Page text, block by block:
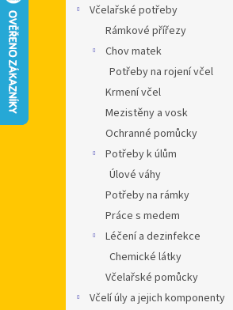
Včelařské potřeby
Rámkové přířezy
Chov matek
Potřeby na rojení včel
Krmení včel
Mezistěny a vosk
Ochranné pomůcky
Potřeby k úlům
Úlové váhy
Potřeby na rámky
Práce s medem
Léčení a dezinfekce
Chemické látky
Včelařské pomůcky
Včelí úly a jejich komponenty